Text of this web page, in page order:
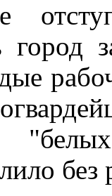
город
без